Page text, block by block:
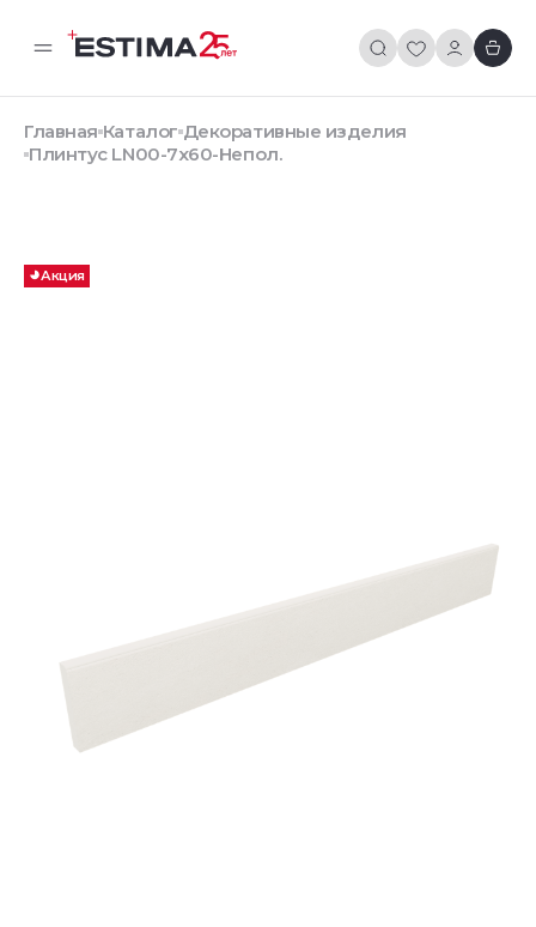
Главная Каталог Декоративные изделия
Плинтус LN00-7x60-Непол.
Акция